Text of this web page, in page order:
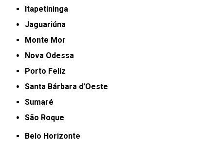
Itapetininga
Jaguariúna
Monte Mor
Nova Odessa
Porto Feliz
Santa Bárbara d'Oeste
Sumaré
São Roque
Belo Horizonte